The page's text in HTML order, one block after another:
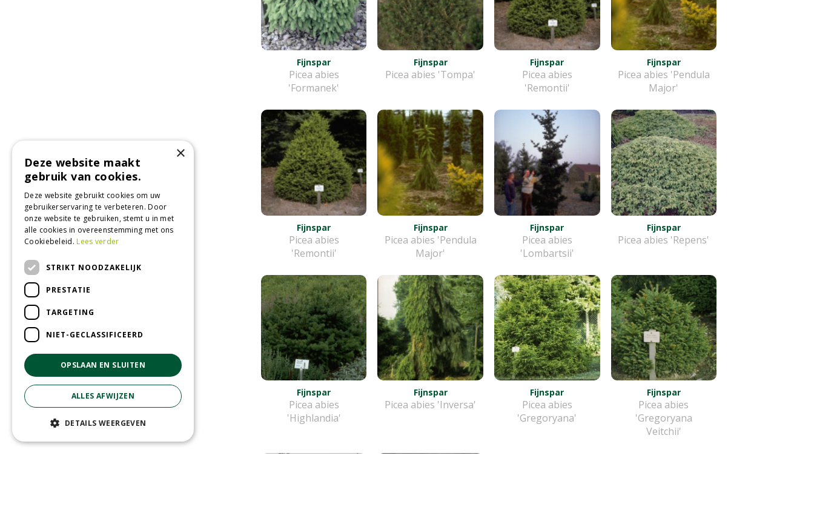
Fijnspar
Picea abies
'Formanek'
Fijnspar
Picea abies 'Tompa'
Fijnspar
Picea abies
'Remontii'
Fijnspar
Picea abies 'Pendula
Major'
Fijnspar
Picea abies
'Remontii'
Fijnspar
Picea abies 'Pendula
Major'
Fijnspar
Picea abies
'Lombartsii'
Fijnspar
Picea abies 'Repens'
Fijnspar
Picea abies
'Highlandia'
Fijnspar
Picea abies 'Inversa'
Fijnspar
Picea abies
'Gregoryana'
Fijnspar
Picea abies
'Gregoryana
Veitchii'
×
Deze website maakt
gebruik van cookies.
Deze website gebruikt cookies om uw
gebruikerservaring te verbeteren. Door
onze website te gebruiken, stemt u in met
alle cookies in overeenstemming met ons
Cookiebeleid.Lees verder
STRIKT NOODZAKELIJK
PRESTATIE
TARGETING
NIET-GECLASSIFICEERD
OPSLAAN EN SLUITEN
ALLES AFWIJZEN
DETAILS WEERGEVEN